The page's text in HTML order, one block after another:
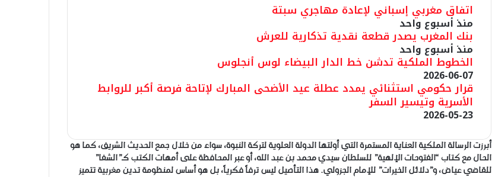
اتفاق مغربي إسباني لإعادة مهاجري سبتة
منذ أسبوع واحد
بنك المغرب يصدر قطعة نقدية تذكارية للعرش
منذ أسبوع واحد
الخطوط الملكية تدشن خط الدار البيضاء لوس أنجلوس
2026-06-07
قرار حكومي استثنائي يمدد عطلة عيد الأضحى المبارك لإتاحة فرصة أكبر للروابط
الأسرية وتيسير السفر
2026-05-23
أبرزت الرسالة الملكية العناية المستمرة التي أولتها الدولة العلوية لتركة النبوة، سواء من خلال جمع الحديث الشريف، كما هو
الحال مع كتاب “الفتوحات الإلهية” للسلطان سيدي محمد بن عبد الله، أو عبر المحافظة على أمهات الكتب كـ”الشفا”
للقاضي عياض، و”دلائل الخيرات” للإمام الجزولي. هذا التأصيل ليس ترفاً فكرياً، بل هو أساس لمنظومة تدين مغربية تتميز